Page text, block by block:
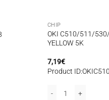
CHIP
OKI C510/511/
YELLOW 5K
7,19€
Product